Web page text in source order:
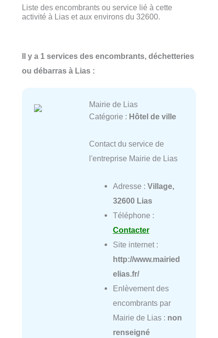
Liste des encombrants ou service lié à cette
activité à Lias et aux environs du 32600.
Il y a 1 services des encombrants, déchetteries
ou débarras à Lias :
Mairie de Lias
Catégorie : Hôtel de ville
Contact du service de
l'entreprise Mairie de Lias
Adresse : Village,
32600 Lias
Téléphone :
Contacter
Site internet :
http://www.mairied
elias.fr/
Enlèvement des
encombrants par
Mairie de Lias : non
renseigné